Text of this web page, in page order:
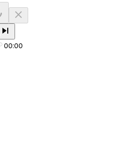
00:00